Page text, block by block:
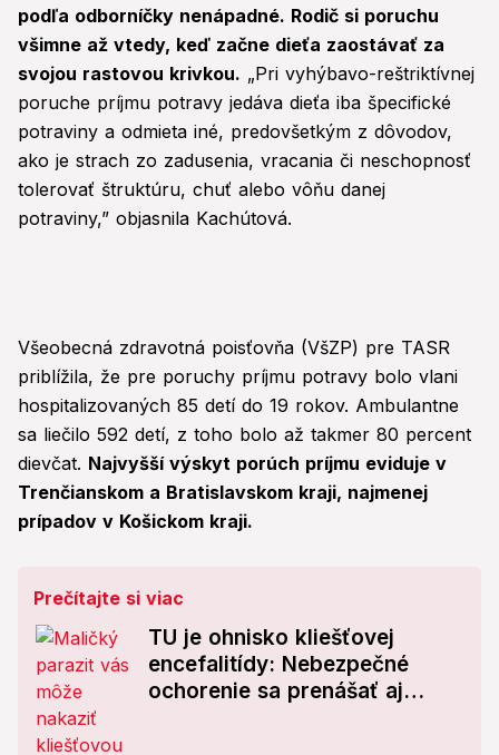
podľa odborníčky nenápadné. Rodič si poruchu
všimne až vtedy, keď začne dieťa zaostávať za
svojou rastovou krivkou. „Pri vyhýbavo-reštriktívnej
poruche príjmu potravy jedáva dieťa iba špecifické
potraviny a odmieta iné, predovšetkým z dôvodov,
ako je strach zo zadusenia, vracania či neschopnosť
tolerovať štruktúru, chuť alebo vôňu danej
potraviny,” objasnila Kachútová.
Všeobecná zdravotná poisťovňa (VšZP) pre TASR
priblížila, že pre poruchy príjmu potravy bolo vlani
hospitalizovaných 85 detí do 19 rokov. Ambulantne
sa liečilo 592 detí, z toho bolo až takmer 80 percent
dievčat. Najvyšší výskyt porúch príjmu eviduje v
Trenčianskom a Bratislavskom kraji, najmenej
prípadov v Košickom kraji.
Prečítajte si viac
TU je ohnisko kliešťovej
encefalitídy: Nebezpečné
ochorenie sa prenášať aj